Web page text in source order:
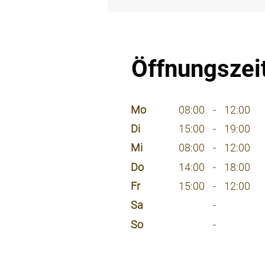
Mo
08:00 - 12:00
Di
15:00 - 19:00
Mi
08:00 - 12:00
Do
14:00 - 18:00
Fr
15:00 - 12:00
Sa
-
So
-